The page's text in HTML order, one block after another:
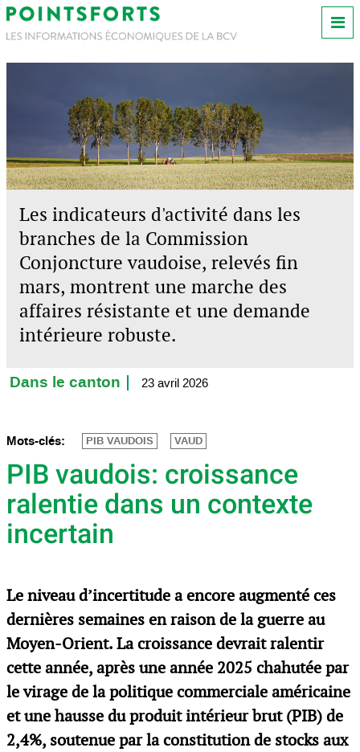
Les indicateurs d'activité dans les
branches de la Commission
Conjoncture vaudoise, relevés fin
mars, montrent une marche des
affaires résistante et une demande
intérieure robuste.
Dans le canton 23 avril 2026
Mots-clés: PIB VAUDOIS VAUD
PIB vaudois: croissance
ralentie dans un contexte
incertain
Le niveau d’incertitude a encore augmenté ces
dernières semaines en raison de la guerre au
Moyen-Orient. La croissance devrait ralentir
cette année, après une année 2025 chahutée par
le virage de la politique commerciale américaine
et une hausse du produit intérieur brut (PIB) de
2,4%, soutenue par la constitution de stocks aux